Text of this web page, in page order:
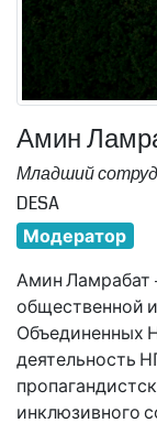
Амин
Младший
DESA
Модератор
Амин Ламрабат
общественной
Объединенных
деятельность
инклюзивного